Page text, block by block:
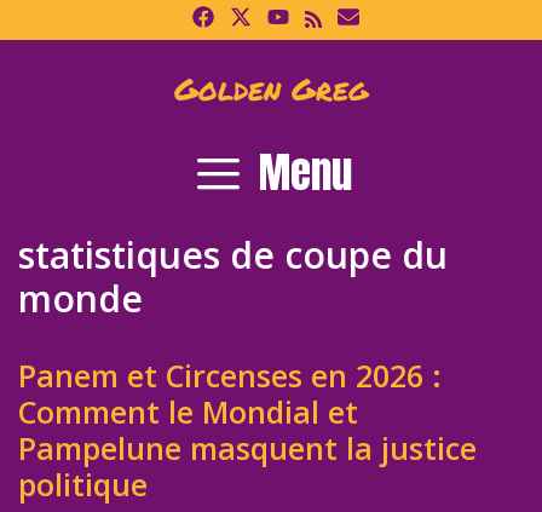
to
Golden Greg
Menu
statistiques de coupe du
monde
Panem et Circenses en 2026 :
Comment le Mondial et
Pampelune masquent la justice
politique